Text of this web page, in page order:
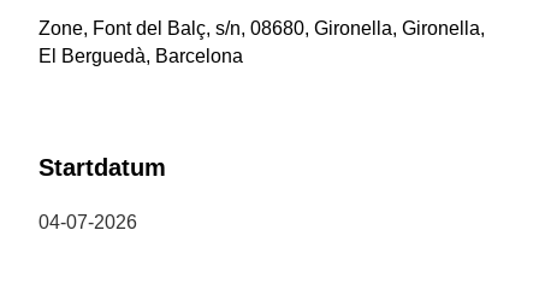
Zone, Font del Balç, s/n, 08680, Gironella, Gironella,
El Berguedà, Barcelona
Startdatum
04-07-2026